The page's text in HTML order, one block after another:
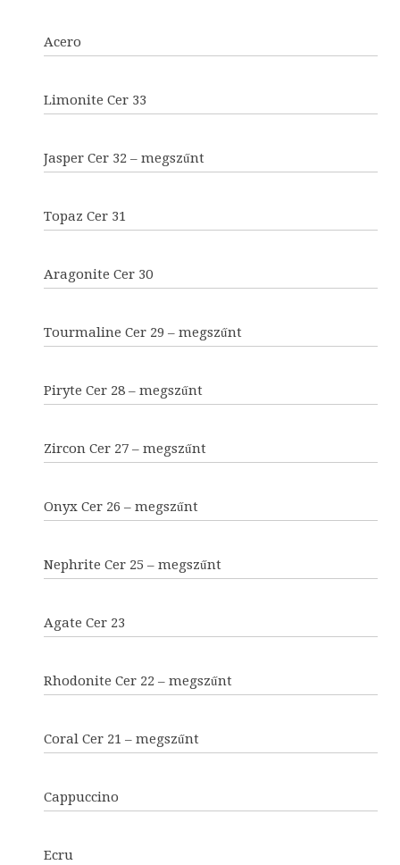
Acero
Limonite Cer 33
Jasper Cer 32 – megszűnt
Topaz Cer 31
Aragonite Cer 30
Tourmaline Cer 29 – megszűnt
Piryte Cer 28 – megszűnt
Zircon Cer 27 – megszűnt
Onyx Cer 26 – megszűnt
Nephrite Cer 25 – megszűnt
Agate Cer 23
Rhodonite Cer 22 – megszűnt
Coral Cer 21 – megszűnt
Cappuccino
Ecru